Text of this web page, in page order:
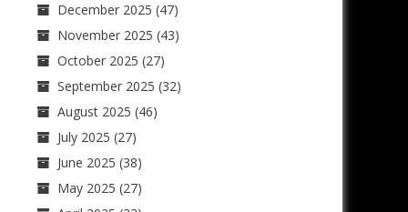
December 2025 (47)
November 2025 (43)
October 2025 (27)
September 2025 (32)
August 2025 (46)
July 2025 (27)
June 2025 (38)
May 2025 (27)